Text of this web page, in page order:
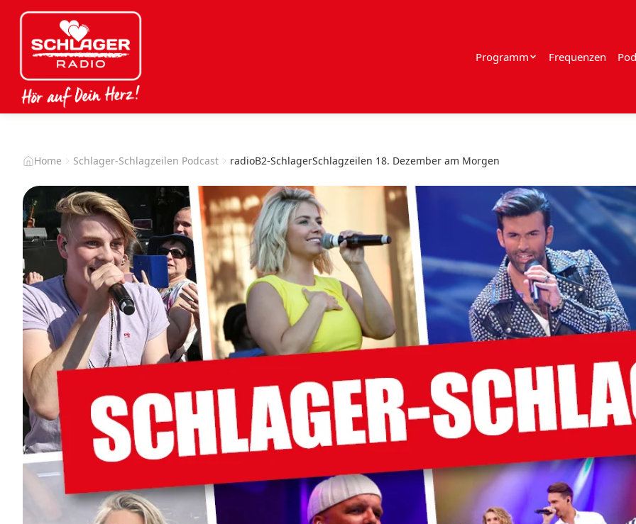
Programm Frequenzen
Home Schlager-Schlagzeilen Podcast radioB2-SchlagerSchlagzeilen 18. Dezember am Morgen